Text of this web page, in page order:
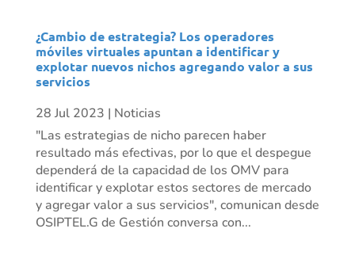
¿Cambio de estrategia? Los operadores
móviles virtuales apuntan a identificar y
explotar nuevos nichos agregando valor a sus
servicios
28 Jul 2023 | Noticias
"Las estrategias de nicho parecen haber
resultado más efectivas, por lo que el despegue
dependerá de la capacidad de los OMV para
identificar y explotar estos sectores de mercado
y agregar valor a sus servicios", comunican desde
OSIPTEL.G de Gestión conversa con...